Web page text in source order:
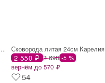
крышка индукция Сковорода литая 24см Карелия
2 550 ₽ 2 690 -5 %
вернём до 570 ₽
54